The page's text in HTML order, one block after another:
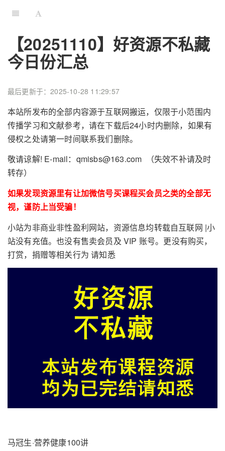
【20251110】好资源不私藏
今日份汇总
最后更新于：2025-10-28 11:29:57
本站所发布的全部内容源于互联网搬运，仅限于小范围内
传播学习和文献参考，请在下载后24小时内删除，如果有
侵权之处请第一时间联系我们删除。
敬请谅解! E-mail：qmisbs@163.com （失效不补请及时
转存）
如果发现资源里有让加微信号买课程买会员之类的全部无
视，谨防上当受骗！
小站为非商业非性盈利网站，资源信息均转载自互联网 |小
站没有充值。也没有售卖会员及 VIP 账号。更没有购买，
打赏，捐赠等相关行为 请知悉
马冠生·营养健康100讲